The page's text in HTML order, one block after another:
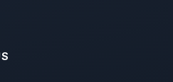
pour me parler !